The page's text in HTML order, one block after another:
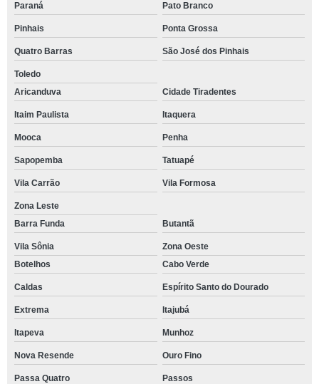
Paraná Pato Branco
Pinhais Ponta Grossa
Quatro Barras São José dos Pinhais
Toledo
Aricanduva
Cidade Tiradentes
Itaim Paulista Itaquera
Mooca Penha
Sapopemba Tatuapé
Vila Carrão Vila Formosa
Zona Leste
Barra Funda
Butantã
Vila Sônia
Zona Oeste
Botelhos
Cabo Verde
Caldas Espírito Santo do Dourado
Extrema Itajubá
Itapeva Munhoz
Nova Resende Ouro Fino
Passa Quatro Passos